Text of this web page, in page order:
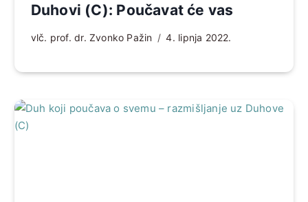
Duhovi (C): Poučavat će vas
vlč. prof. dr. Zvonko Pažin 4. lipnja 2022.